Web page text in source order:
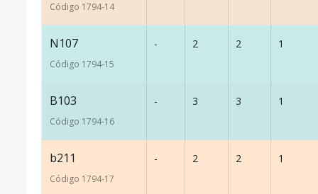
Código 1794-14
N107
Código 1794-15
- 2 2 1
B103
Código 1794-16
- 3 3 1
b211
Código 1794-17
- 2 2 1